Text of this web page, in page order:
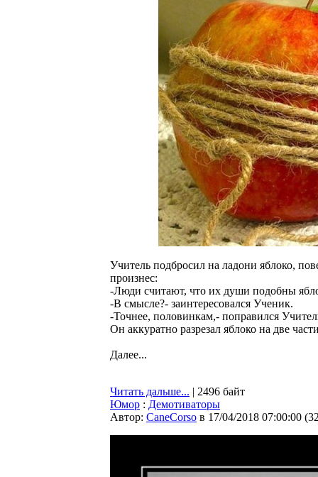
Учитель подбросил на ладони яблоко,
произнес:
-Люди считают, что их души подобны
-В смысле?- заинтересовался Ученик.
-Точнее, половинкам,- поправился
Он аккуратно разрезал яблоко на две
Далее...
Читать дальше... | 2496 байт
Юмор : Демотиваторы
Автор: CaneCorso в 17/04/2018 07:00:00 (